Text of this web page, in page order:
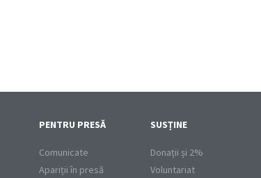
PENTRU PRESĂ
Comunicate
Apariții în presă
SUSȚINE
Donații și 2%
Voluntariat